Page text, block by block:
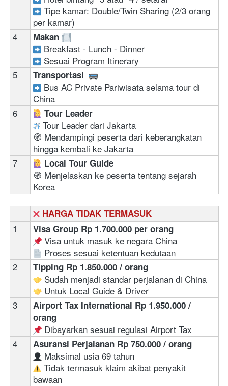
Tipe kamar: Double/Twin Sharing (2/3 orang
per kamar)
4
Makan
Breakfast - Lunch - Dinner
Sesuai Program Itinerary
5
Transportasi
Bus AC Private Pariwisata selama tour di
China
6
Tour Leader
Tour Leader dari Jakarta
🧭 Mendampingi peserta dari keberangkatan
hingga kembali ke Jakarta
7
Local Tour Guide
🧭 Menjelaskan ke peserta tentang sejarah
Korea
HARGA TIDAK TERMASUK
1 Visa Group Rp 1.700.000 per orang
Visa untuk masuk ke negara China
Proses sesuai ketentuan kedutaan
2
Tipping Rp 1.850.000 / orang
Sudah menjadi standar perjalanan di China
Untuk Local Guide & Driver
3
Airport Tax International Rp 1.950.000 /
orang
Dibayarkan sesuai regulasi Airport Tax
4
Asuransi Perjalanan Rp 750.000 / orang
Maksimal usia 69 tahun
Tidak termasuk klaim akibat penyakit
bawaan